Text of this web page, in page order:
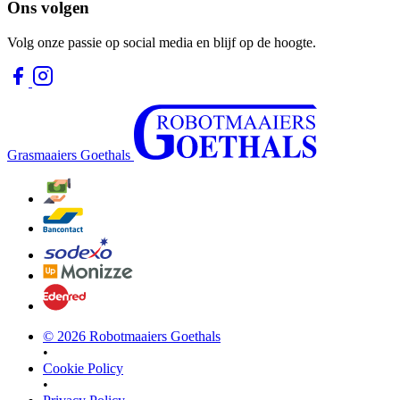
Ons volgen
Volg onze passie op social media en blijf op de hoogte.
Grasmaaiers Goethals
© 2026 Robotmaaiers Goethals
•
Cookie Policy
•